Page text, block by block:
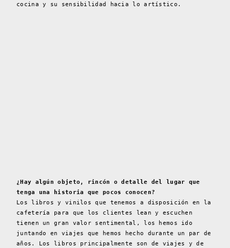
cocina y su sensibilidad hacia lo artístico.
¿Hay algún objeto, rincón o detalle del lugar que
tenga una historia que pocos conocen?
Los libros y vinilos que tenemos a disposición en la
cafetería para que los clientes lean y escuchen
tienen un gran valor sentimental, los hemos ido
juntando en viajes que hemos hecho durante un par de
años. Los libros principalmente son de viajes y de